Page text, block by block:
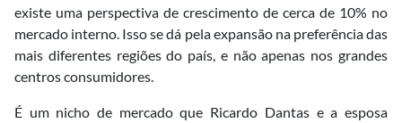
existe uma perspectiva de crescimento de cerca de 10% no
mercado interno. Isso se dá pela expansão na preferência das
mais diferentes regiões do país, e não apenas nos grandes
centros consumidores.
É um nicho de mercado que Ricardo Dantas e a esposa